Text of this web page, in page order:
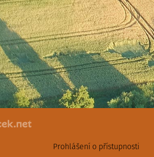
Prohlášení o přístupnosti